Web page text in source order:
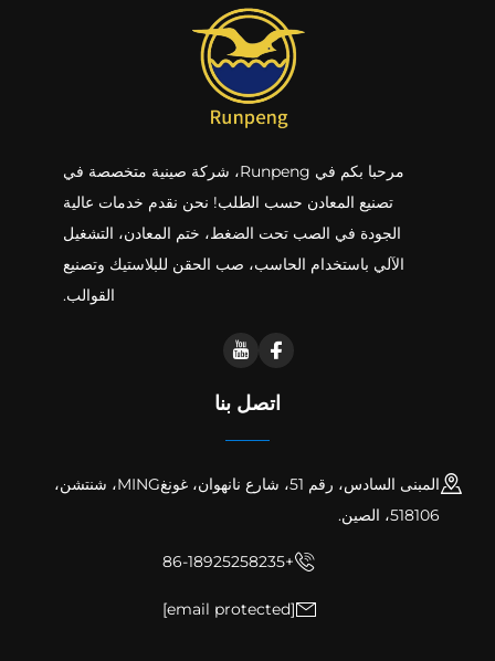
مرحبا بكم في Runpeng، شركة صينية متخصصة في
تصنيع المعادن حسب الطلب! نحن نقدم خدمات عالية
الجودة في الصب تحت الضغط، ختم المعادن، التشغيل
الآلي باستخدام الحاسب، صب الحقن للبلاستيك وتصنيع
القوالب.
اتصل بنا
المبنى السادس، رقم 51، شارع نانهوان، غونغMING، شنتشن،
518106، الصين.
+86-18925258235
[email protected]